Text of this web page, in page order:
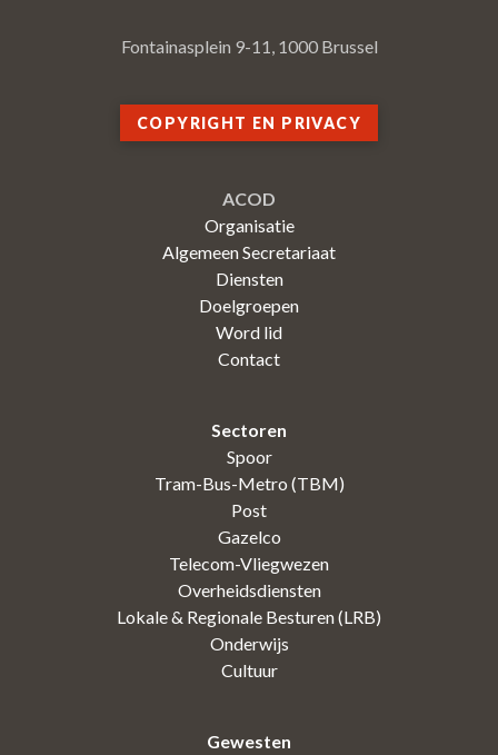
Fontainasplein 9-11, 1000 Brussel
COPYRIGHT EN PRIVACY
ACOD
Organisatie
Algemeen Secretariaat
Diensten
Doelgroepen
Word lid
Contact
Sectoren
Spoor
Tram-Bus-Metro (TBM)
Post
Gazelco
Telecom-Vliegwezen
Overheidsdiensten
Lokale & Regionale Besturen (LRB)
Onderwijs
Cultuur
Gewesten